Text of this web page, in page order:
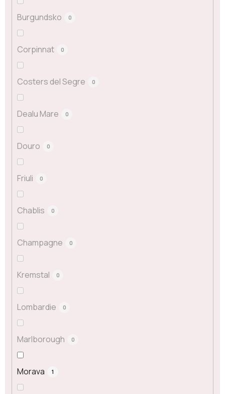
Burgundsko 0
Corpinnat 0
Costers del Segre 0
Dealu Mare 0
Douro 0
Friuli 0
Chablis 0
Champagne 0
Kremstal 0
Lombardie 0
Marlborough 0
Morava 1